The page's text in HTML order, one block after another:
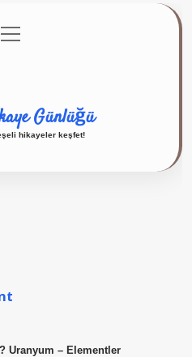
menüyü
aç
Günlüğü
hikayeler keşfet!
Uranyum – Elementler